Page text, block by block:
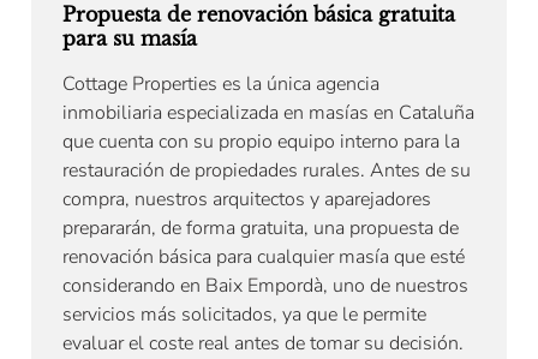
Propuesta de renovación básica gratuita
para su masía
Cottage Properties es la única agencia
inmobiliaria especializada en masías en Cataluña
que cuenta con su propio equipo interno para la
restauración de propiedades rurales. Antes de su
compra, nuestros arquitectos y aparejadores
prepararán, de forma gratuita, una propuesta de
renovación básica para cualquier masía que esté
considerando en Baix Empordà, uno de nuestros
servicios más solicitados, ya que le permite
evaluar el coste real antes de tomar su decisión.